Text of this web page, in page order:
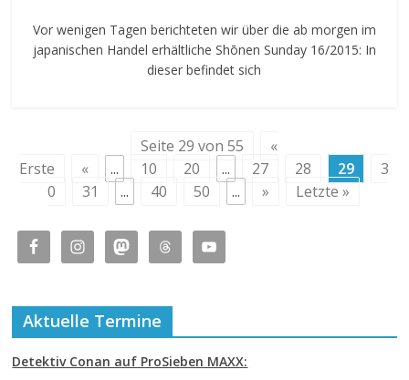
Vor wenigen Tagen berichteten wir über die ab morgen im
japanischen Handel erhältliche Shōnen Sunday 16/2015: In
dieser befindet sich
Seite 29 von 55
«
Erste
« ... 10 20 ... 27 28 29
3
0
31 ... 40 50 ... » Letzte »
Aktuelle Termine
Detektiv Conan auf ProSieben MAXX: